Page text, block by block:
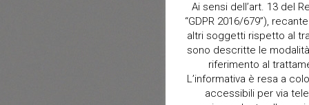
Ai sensi dell’art. 13 del
“GDPR 2016/679”),
altri soggetti rispetto al
sono descritte le
riferimento al
L’informativa è resa a
accessibili per via